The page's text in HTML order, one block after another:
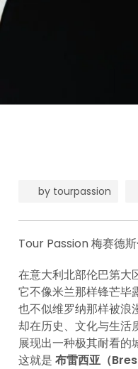
by tourpassion
Tour Passion 梅赛德
在意大利北部伦巴第大
它不像米兰那样锋芒毕
也不似维罗纳那样被浪
却在历史、文化与生活
展现出一种极其耐看的
这就是 布雷西亚（